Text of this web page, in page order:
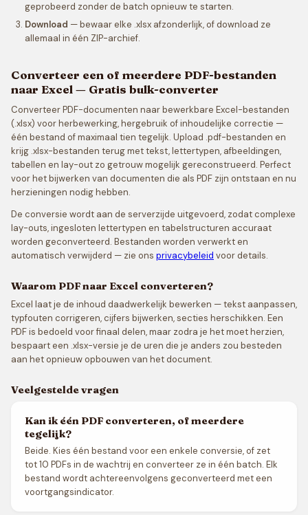
geprobeerd zonder de batch opnieuw te starten.
Download — bewaar elke .xlsx afzonderlijk, of download ze
allemaal in één ZIP-archief.
Converteer een of meerdere PDF-bestanden
naar Excel — Gratis bulk-converter
Converteer PDF-documenten naar bewerkbare Excel-bestanden
(.xlsx) voor herbewerking, hergebruik of inhoudelijke correctie —
één bestand of maximaal tien tegelijk. Upload .pdf-bestanden en
krijg .xlsx-bestanden terug met tekst, lettertypen, afbeeldingen,
tabellen en lay-out zo getrouw mogelijk gereconstrueerd. Perfect
voor het bijwerken van documenten die als PDF zijn ontstaan en nu
herzieningen nodig hebben.
De conversie wordt aan de serverzijde uitgevoerd, zodat complexe
lay-outs, ingesloten lettertypen en tabelstructuren accuraat
worden geconverteerd. Bestanden worden verwerkt en
automatisch verwijderd — zie ons privacybeleid voor details.
Waarom PDF naar Excel converteren?
Excel laat je de inhoud daadwerkelijk bewerken — tekst aanpassen,
typfouten corrigeren, cijfers bijwerken, secties herschikken. Een
PDF is bedoeld voor finaal delen, maar zodra je het moet herzien,
bespaart een .xlsx-versie je de uren die je anders zou besteden
aan het opnieuw opbouwen van het document.
Veelgestelde vragen
Kan ik één PDF converteren, of meerdere
tegelijk?
Beide. Kies één bestand voor een enkele conversie, of zet
tot 10 PDFs in de wachtrij en converteer ze in één batch. Elk
bestand wordt achtereenvolgens geconverteerd met een
voortgangsindicator.